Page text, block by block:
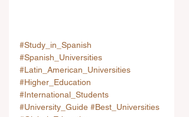
#Study_in_Spanish
#Spanish_Universities
#Latin_American_Universities
#Higher_Education
#International_Students
#University_Guide #Best_Universities